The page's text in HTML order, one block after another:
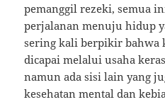
pemanggil rezeki, semua
perjalanan menuju hidup
sering kali berpikir bahwa
dicapai melalui usaha
namun ada sisi lain yang
kesehatan mental dan